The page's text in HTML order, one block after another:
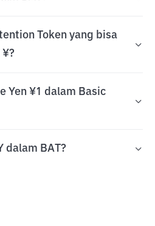
Token yang bisa
¥?
Yen ¥1 dalam Basic
dalam BAT?